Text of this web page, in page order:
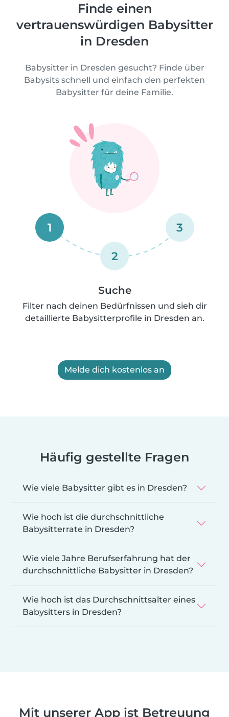
Finde einen
vertrauenswürdigen Babysitter
in Dresden
Babysitter in Dresden gesucht? Finde über
Babysits schnell und einfach den perfekten
Babysitter für deine Familie.
1
2
3
Suche
Filter nach deinen Bedürfnissen und sieh dir
detaillierte Babysitterprofile in Dresden an.
Melde dich kostenlos an
Häufig gestellte Fragen
Wie viele Babysitter gibt es in Dresden?
Wie hoch ist die durchschnittliche
Babysitterrate in Dresden?
Wie viele Jahre Berufserfahrung hat der
durchschnittliche Babysitter in Dresden?
Wie hoch ist das Durchschnittsalter eines
Babysitters in Dresden?
Mit unserer App ist Betreuung